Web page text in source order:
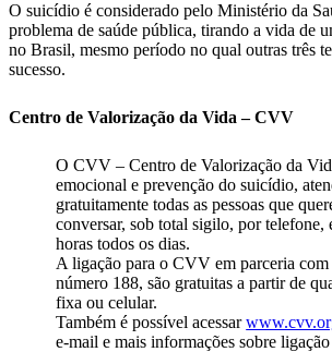
O suicídio é considerado pelo Ministério da
problema de saúde pública, tirando a vida de
no Brasil, mesmo período no qual outras três
sucesso.
Centro de Valorização da Vida – CVV
O CVV – Centro de Valorização da
emocional e prevenção do suicídio,
gratuitamente todas as pessoas que
conversar, sob total sigilo, por telefone,
horas todos os dias.
A ligação para o CVV em parceria
número 188, são gratuitas a partir de
fixa ou celular.
Também é possível acessar
e-mail e mais informações sobre